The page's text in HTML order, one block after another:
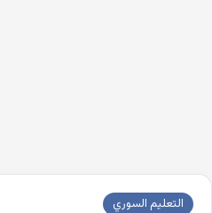
التعليم السوري